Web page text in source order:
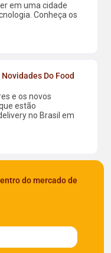
em uma cidade
Conheça os
Do Food
e os novos
estão
no Brasil em
do mercado de